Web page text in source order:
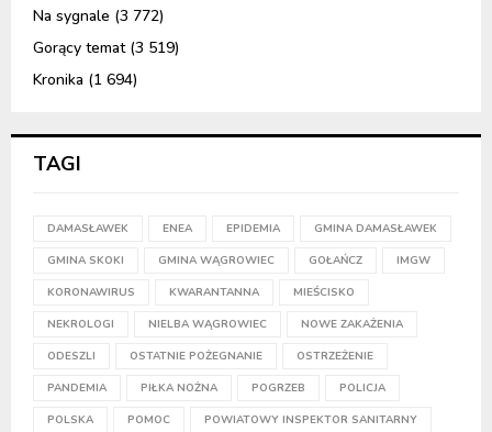
Na sygnale (3 772)
Gorący temat(3 519)
Kronika (1 694)
TAGI
DAMASŁAWEK ENEA EPIDEMIA GMINA DAMASŁAWEK
GMINA SKOKI GMINA WĄGROWIEC GOŁAŃCZ IMGW
KORONAWIRUS KWARANTANNA MIEŚCISKO
NEKROLOGI NIELBA WĄGROWIEC NOWE ZAKAŻENIA
ODESZLI OSTATNIE POŻEGNANIE OSTRZEŻENIE
PANDEMIA PIŁKA NOŻNA POGRZEB POLICJA
POLSKA POMOC POWIATOWY INSPEKTOR SANITARNY